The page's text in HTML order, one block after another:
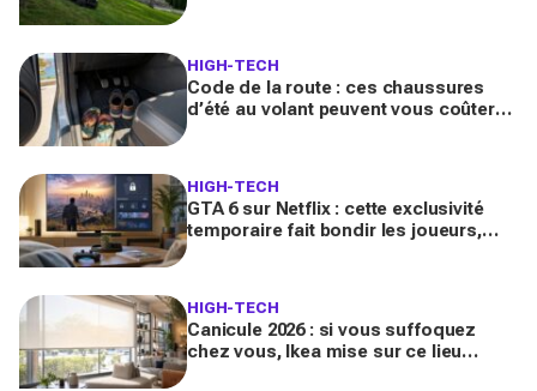
HIGH-TECH
Code de la route : ces chaussures
d’été au volant peuvent vous coûter
HIGH-TECH
GTA 6 sur Netflix : cette exclusivité
temporaire fait bondir les joueurs,
HIGH-TECH
Canicule 2026 : si vous suffoquez
chez vous, Ikea mise sur ce lieu